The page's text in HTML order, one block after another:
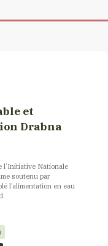
et
Drabna
l’Initiative Nationale
soutenu par
l’alimentation en eau